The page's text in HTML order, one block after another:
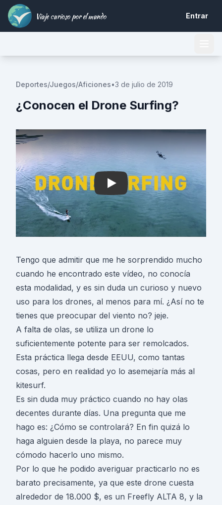
Viaje curioso por el mundo Entrar
Deportes/Juegos/Aficiones•3 de julio de 2019
¿Conocen el Drone Surfing?
Play
Tengo que admitir que me he sorprendido mucho
cuando he encontrado este vídeo, no conocía
esta modalidad, y es sin duda un curioso y nuevo
uso para los drones, al menos para mí. ¿Así no te
tienes que preocupar del viento no? jeje.
A falta de olas, se utiliza un drone lo
suficientemente potente para ser remolcados.
Esta práctica llega desde EEUU, como tantas
cosas, pero en realidad yo lo asemejaría más al
kitesurf.
Es sin duda muy práctico cuando no hay olas
decentes durante días. Una pregunta que me
hago es: ¿Cómo se controlará? En fin quizá lo
haga alguien desde la playa, no parece muy
cómodo hacerlo uno mismo.
Por lo que he podido averiguar practicarlo no es
barato precisamente, ya que este drone cuesta
alrededor de 18.000 $, es un Freefly ALTA 8, y la